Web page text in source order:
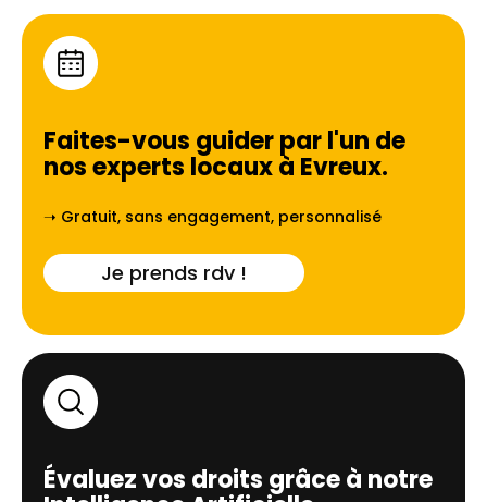
Faites-vous guider par l'un de
nos experts locaux à Evreux.
➝ Gratuit, sans engagement, personnalisé
Je prends rdv !
Évaluez vos droits grâce à notre